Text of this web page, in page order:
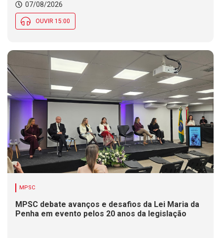
07/08/2026
OUVIR 15:00
MPSC
MPSC debate avanços e desafios da Lei Maria da
Penha em evento pelos 20 anos da legislação